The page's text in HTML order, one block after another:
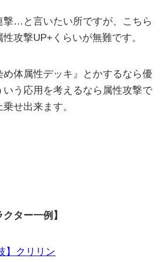
撃…と言いたい所ですが、こちら
攻撃UP+くらいが無難です。
体属性デッキ』とかするなら優
う応用を考えるなら属性攻撃で
せ出来ます。
ター一例】
】クリリン